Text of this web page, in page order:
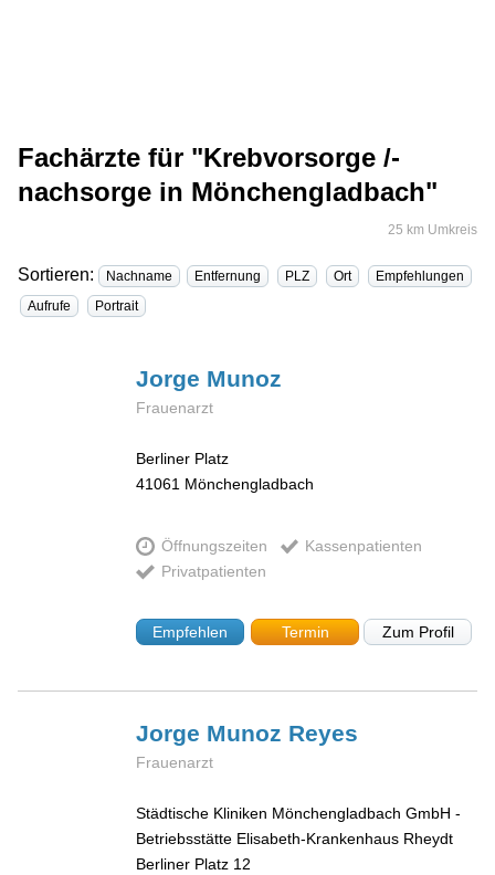
Fachärzte für "Krebvorsorge /-
nachsorge in Mönchengladbach"
25 km Umkreis
Sortieren: Nachname Entfernung PLZ Ort
Empfehlungen
Aufrufe
Portrait
Jorge Munoz
Frauenarzt
Berliner Platz
41061 Mönchengladbach
Öffnungszeiten
Kassenpatienten
Privatpatienten
Empfehlen Termin Zum Profil
Jorge Munoz Reyes
Frauenarzt
Städtische Kliniken Mönchengladbach GmbH -
Betriebsstätte Elisabeth-Krankenhaus Rheydt
Berliner Platz 12